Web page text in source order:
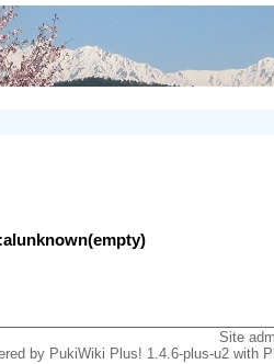
Site
by PukiWiki Plus! 1.4.6-plus-u2 with